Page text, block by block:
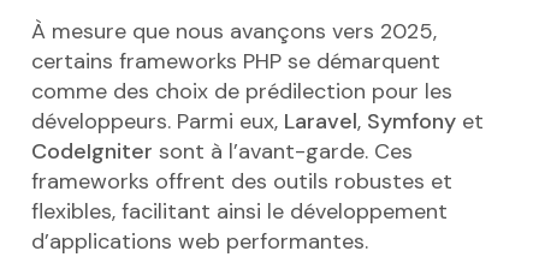
À mesure que nous avançons vers 2025,
certains frameworks PHP se démarquent
comme des choix de prédilection pour les
développeurs. Parmi eux, Laravel, Symfony et
CodeIgniter sont à l’avant-garde. Ces
frameworks offrent des outils robustes et
flexibles, facilitant ainsi le développement
d’applications web performantes.